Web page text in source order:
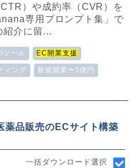
）や成約率（CVR）を
専用プロンプト集」で
紹介に留...
ツール EC開業支援
ィング 新規開業〜1億円
薬品販売のECサイト構築
一括ダウンロード選択